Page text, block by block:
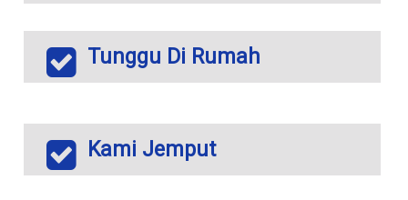
Tunggu Di Rumah
Kami Jemput